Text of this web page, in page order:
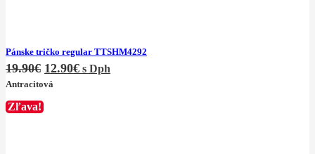
Pánske tričko regular TTSHM4292
19.90€ 12.90€ s Dph
Antracitová
Zľava!